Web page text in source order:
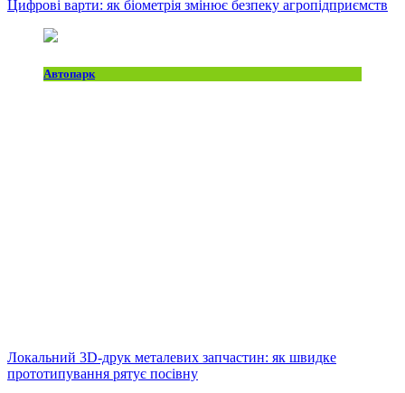
Цифрові варти: як біометрія змінює безпеку агропідприємств
Автопарк
Локальний 3D-друк металевих запчастин: як швидке
прототипування рятує посівну